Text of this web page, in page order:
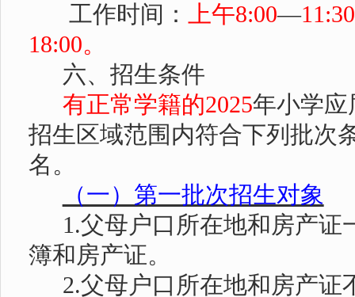
工作时间： 上午8:00—11:30
18:00。
六、招生条件
有正常学籍的2025年小学应
招生区域范围内符合下列批次
名。
（一）第一批次招生对象
1.父母户口所在地和房产证
簿和房产证。
2.父母户口所在地和房产证